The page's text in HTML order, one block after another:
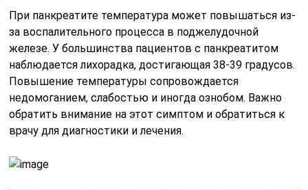
При панкреатите температура может повышаться из-
за воспалительного процесса в поджелудочной
железе. У большинства пациентов с панкреатитом
наблюдается лихорадка, достигающая 38-39 градусов.
Повышение температуры сопровождается
недомоганием, слабостью и иногда ознобом. Важно
обратить внимание на этот симптом и обратиться к
врачу для диагностики и лечения.